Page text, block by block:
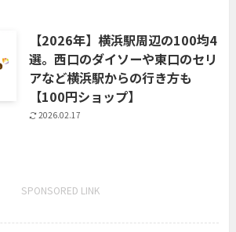
【2026年】横浜駅周辺の100均4
選。西口のダイソーや東口のセリ
アなど横浜駅からの行き方も
【100円ショップ】
2026.02.17
SPONSORED LINK